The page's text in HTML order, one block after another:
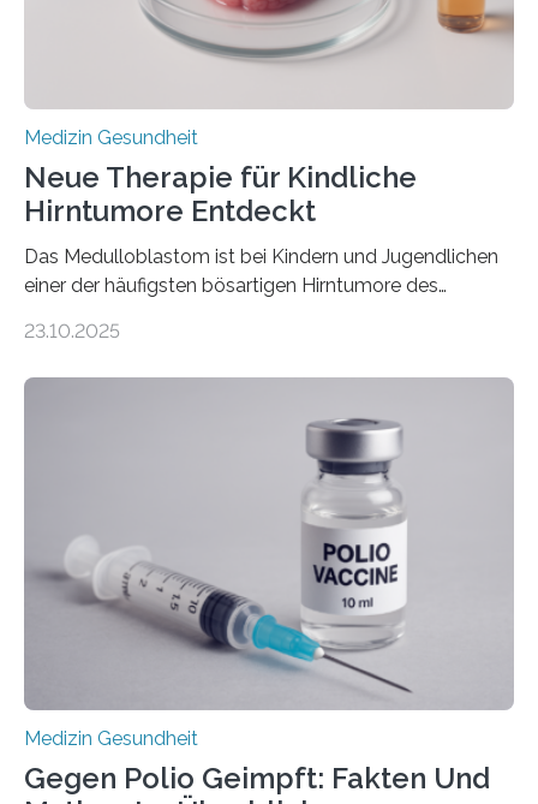
stark kontrahiert…
Medizin Gesundheit
Neue Therapie für Kindliche
Hirntumore Entdeckt
Das Medulloblastom ist bei Kindern und Jugendlichen
einer der häufigsten bösartigen Hirntumore des
Betroffenen können mit heutigen Methoden geheilt
Dringend benötigt werden zielgerichtete Therapien, die
nur Tumorschwachstellen angreifen und normales
Gewebe verschonen. Forschende um Daniel Merk vom
Hertie-Institut für klinische Hirnforschung am
Universitätsklinikum Tübingen haben eine solche
Schwachstelle im Erbgut einer Untergruppe des
Medulloblastoms gefunden. Die Wilhelm Sander-
Stiftung unterstützte das Projekt…
23.10.2025
Medizin Gesundheit
Gegen Polio Geimpft: Fakten Und